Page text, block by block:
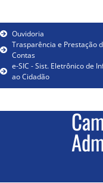
Ouvidoria
Trasparência e Prestação
Contas
e-SIC - Sist. Eletrônico de
ao Cidadão